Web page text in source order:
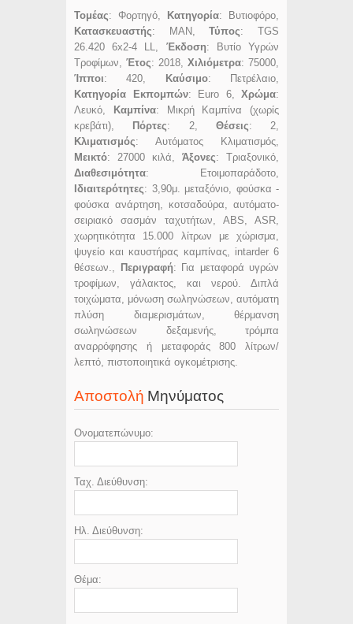
Τομέας: Φορτηγό, Κατηγορία: Βυτιοφόρο,
Κατασκευαστής: MAN,Τύπος: TGS
26.420 6x2-4 LL, Έκδοση: Βυτίο Υγρών
Τροφίμων, Έτος: 2018, Χιλιόμετρα: 75000,
Ίπποι: 420, Καύσιμο: Πετρέλαιο,
Κατηγορία Εκπομπών: Euro 6, Χρώμα:
Λευκό,
Καμπίνα: Μικρή Καμπίνα (χωρίς
κρεβάτι),
Πόρτες: 2, Θέσεις: 2,
Κλιματισμός: Αυτόματος Κλιματισμός,
Μεικτό: 27000 κιλά, Άξονες: Τριαξονικό,
Διαθεσιμότητα: Ετοιμοπαράδοτο,
Ιδιαιτερότητες: 3,90μ. μεταξόνιο, φούσκα -
φούσκα ανάρτηση, κοτσαδούρα, αυτόματο-
σειριακό σασμάν ταχυτήτων, ABS, ASR,
χωρητικότητα 15.000 λίτρων με χώρισμα,
ψυγείο και καυστήρας καμπίνας, intarder 6
θέσεων.,
Περιγραφή: Για μεταφορά υγρών
τροφίμων, γάλακτος, και νερού. Διπλά
τοιχώματα, μόνωση σωληνώσεων, αυτόματη
πλύση διαμερισμάτων, θέρμανση
σωληνώσεων δεξαμενής, τρόμπα
αναρρόφησης ή μεταφοράς 800 λίτρων/
λεπτό, πιστοποιητικά ογκομέτρισης.
Αποστολή Μηνύματος
Ονοματεπώνυμο:
Ταχ. Διεύθυνση:
Ηλ. Διεύθυνση:
Θέμα: